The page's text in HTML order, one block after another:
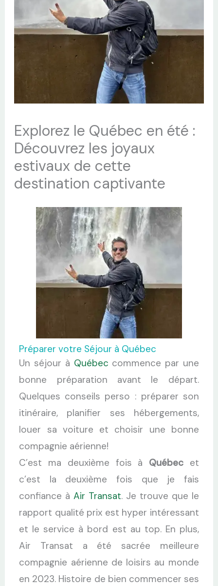
Explorez le Québec en été :
Découvrez les joyaux
estivaux de cette
destination captivante
Préparer votre Séjour à Québec
Un séjour à Québec commence par une
bonne préparation avant le départ.
Quelques conseils perso : préparer son
itinéraire, planifier ses hébergements,
louer sa voiture et choisir une bonne
compagnie aérienne!
C’est ma deuxième fois à Québec et
c’est la deuxième fois que je fais
confiance àAir Transat. Je trouve que le
rapport qualité prix est hyper intéressant
et le service à bord est au top. En plus,
Air Transat a été sacrée meilleure
compagnie aérienne de loisirs au monde
en 2023. Histoire de bien commencer ses